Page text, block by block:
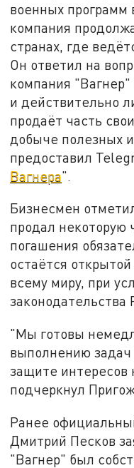
военных программ
компания
странах, где
Он ответил на
компания
и действительно
продаёт часть
добыче полезных
предоставил
Вагнера".
Бизнесмен
продал некоторую
погашения
остаётся
всему миру, при
законодательства
"Мы готовы
выполнению задач
защите интересов
подчеркнул
Ранее
Дмитрий Песков
"Вагнер" был